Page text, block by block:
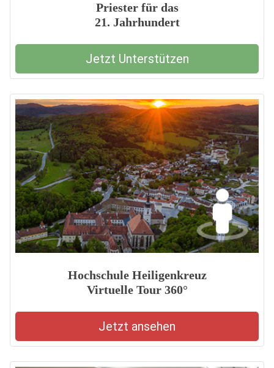
Priester für das
21. Jahrhundert
Jetzt Unterstützen
Hochschule Heiligenkreuz
Virtuelle Tour 360°
Jetzt ansehen